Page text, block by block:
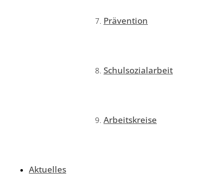
Prävention
Schulsozialarbeit
Arbeitskreise
Aktuelles